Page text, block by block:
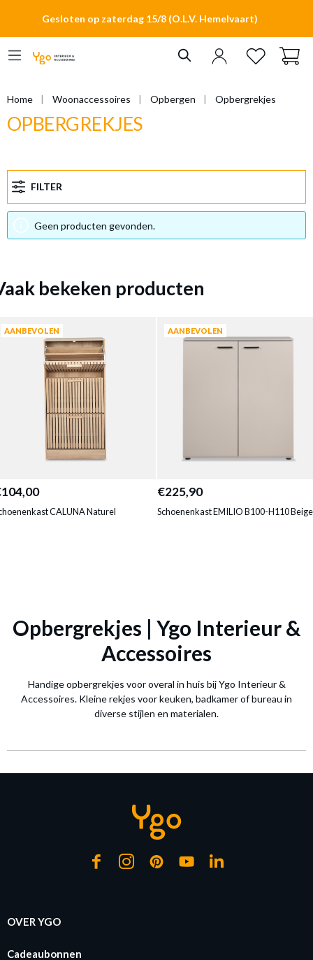
Gesloten op zaterdag 15/8 (O.L.V. Hemelvaart)
Home Woonaccessoires Opbergen Opbergrekjes
OPBERGREKJES
FILTER
Geen producten gevonden.
bekeken producten
AANBEVOLEN
CALUNA Naturel
AANBEVOLEN
€225,90
Schoenenkast EMILIO B100-H110 Beige
Opbergrekjes | Ygo Interieur &
Accessoires
Handige opbergrekjes voor overal in huis bij Ygo Interieur &
Accessoires. Kleine rekjes voor keuken, badkamer of bureau in
diverse stijlen en materialen.
OVER YGO
Cadeaubonnen